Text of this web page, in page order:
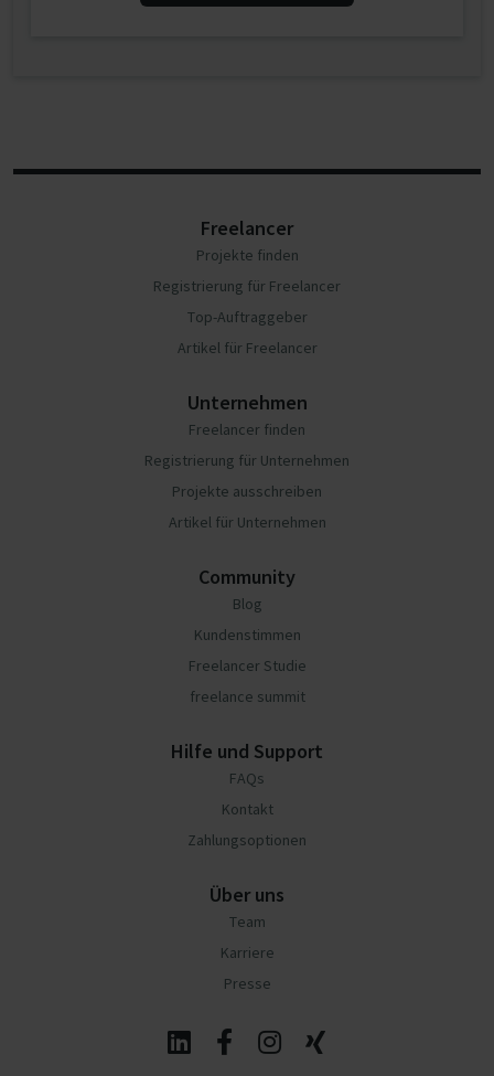
Freelancer
Projekte finden
Registrierung für Freelancer
Top-Auftraggeber
Artikel für Freelancer
Unternehmen
Freelancer finden
Registrierung für Unternehmen
Projekte ausschreiben
Artikel für Unternehmen
Community
Blog
Kundenstimmen
Freelancer Studie
freelance summit
Hilfe und Support
FAQs
Kontakt
Zahlungsoptionen
Über uns
Team
Karriere
Presse